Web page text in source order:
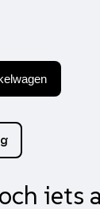
iets